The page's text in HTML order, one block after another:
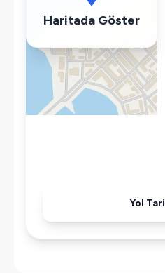
Wifi / İnternet
Kettle
Korunaklı Havuz
Ütü
Haritada Göster
Yol